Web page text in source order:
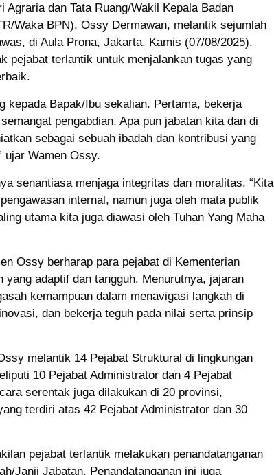
Agraria dan Tata Ruang/Wakil Kepala Badan
Waka BPN), Ossy Dermawan, melantik sejumlah
di Aula Prona, Jakarta, Kamis (07/08/2025).
pejabat terlantik untuk menjalankan tugas yang
kepada Bapak/Ibu sekalian. Pertama, bekerja
pengabdian. Apa pun jabatan kita dan di
sebagai sebuah ibadah dan kontribusi yang
ujar Wamen Ossy.
senantiasa menjaga integritas dan moralitas. “Kita
internal, namun juga oleh mata publik
utama kita juga diawasi oleh Tuhan Yang Maha
Ossy berharap para pejabat di Kementerian
yang adaptif dan tangguh. Menurutnya, jajaran
kemampuan dalam menavigasi langkah di
dan bekerja teguh pada nilai serta prinsip
melantik 14 Pejabat Struktural di lingkungan
10 Pejabat Administrator dan 4 Pejabat
serentak juga dilakukan di 20 provinsi,
terdiri atas 42 Pejabat Administrator dan 30
pejabat terlantik melakukan penandatanganan
Janji Jabatan. Penandatanganan ini juga